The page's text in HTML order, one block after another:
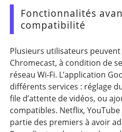
Fonctionnalités
compatibilité
Plusieurs utilisateurs
Chromecast, à condition de
réseau Wi-Fi. L’application
différents services : réglage
file d’attente de vidéos, ou
compatibles. Netflix,
partie des premiers à avoir